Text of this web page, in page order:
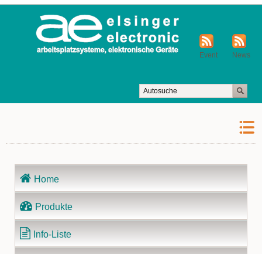
News
Event
überspringen
Home
Produkte
Info-Liste